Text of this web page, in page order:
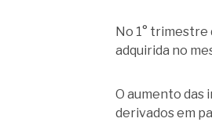
No 1°
adquirida no
O aumento das
derivados em